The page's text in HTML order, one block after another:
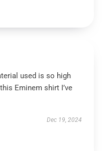
used is so high
Eminem shirt I’ve
Dec 19, 2024